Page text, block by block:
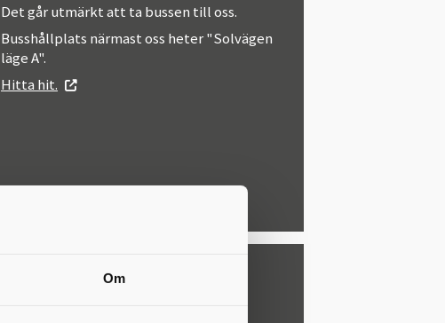
Om
Det går utmärkt att ta bussen till oss.
Busshållplats närmast oss heter "Solvägen
läge A".
Hitta hit.
Fotografering